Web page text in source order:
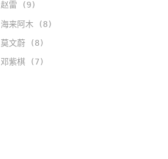
赵雷 (9)
海来阿木 (8)
莫文蔚 (8)
邓紫棋 (7)